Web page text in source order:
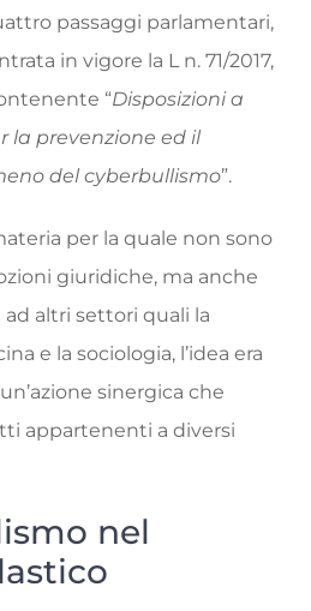
passaggi parlamentari,
in vigore la L n. 71/2017,
“Disposizioni a
la prevenzione ed il
del cyberbullismo”.
per la quale non sono
giuridiche, ma anche
altri settori quali la
e la sociologia, l’idea era
sinergica che
appartenenti a diversi
nel